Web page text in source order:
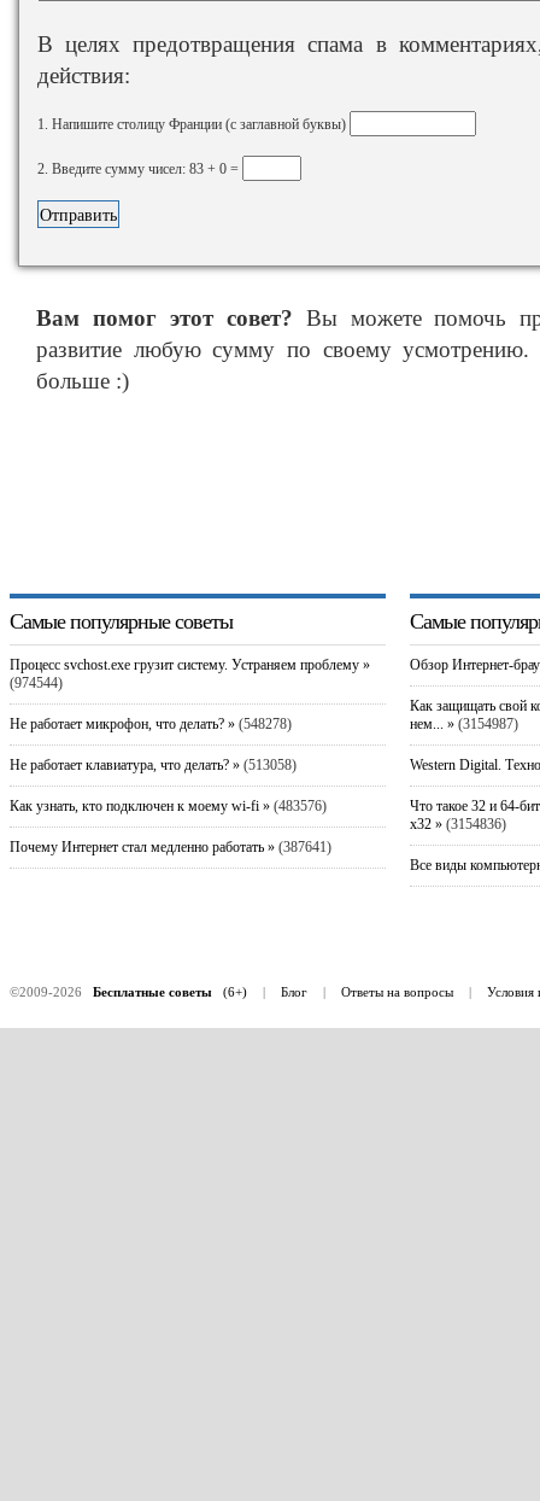
В целях предотвращения спама в
действия:
1. Напишите столицу Франции (с заглавной буквы)
2. Введите сумму чисел: 83 + 0 =
Вам помог этот совет? Вы можете помочь
развитие любую сумму по своему
больше :)
Самые популярные советы
Процесс svchost.exe грузит систему. Устраняем проблему »
(974544)
Не работает микрофон, что делать? »(548278)
Не работает клавиатура, что делать? »(513058)
Как узнать, кто подключен к моему wi-fi »(483576)
Почему Интернет стал медленно работать »(387641)
Самые
Обзор Интернет-
Как защищать свой
нем... »(3154987)
Western Digital.
Что такое 32 и 64-
x32 »(3154836)
Все виды
©2009-2026 Бесплатные советы(6+) | Блог | Ответы на вопросы | Условия